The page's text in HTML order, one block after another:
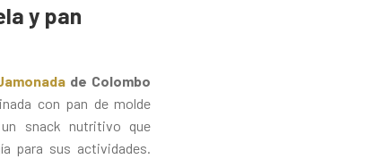
y pan
de Colombo
con pan de molde
snack nutritivo que
para sus actividades.